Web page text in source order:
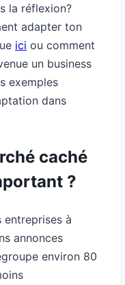
la réflexion?
adapter ton
ici ou comment
un business
exemples
dans
caché
?
entreprises à
annonces
environ 80